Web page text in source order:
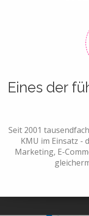
Eines der
Seit 2001
KMU im Einsatz -
Marketing, E-